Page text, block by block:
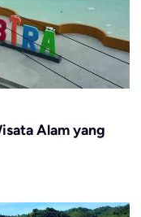
Alam yang